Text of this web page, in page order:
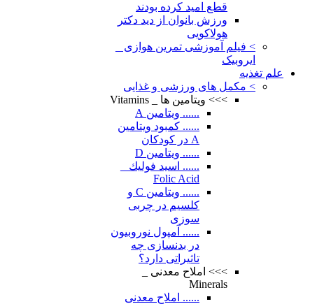
قطع امید کرده بودند
ورزش بانوان از دید دکتر
هولاکویی
> فیلم آموزشی تمرین هوازی _
ایروبیک
علم تغذیه
> مکمل های ورزشی و غذایی
>>> ویتامین ها _ Vitamins
...... ویتامین A
...... کمبود ویتامین
A در کودکان
...... ویتامین D
...... اسيد فوليك _
Folic Acid
...... ویتامین C و
کلسیم در چربی
سوزی
...... آمپول نوروبیون
در بدنسازی چه
تاثیراتی دارد؟
>>> املاح معدنی _
Minerals
...... املاح معدنی